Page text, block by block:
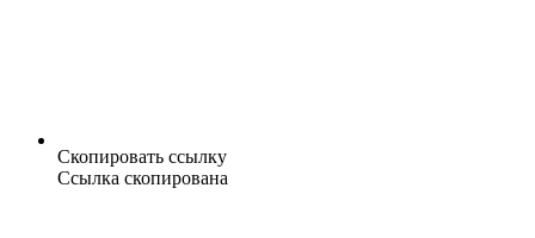
Скопировать ссылку
Ссылка скопирована